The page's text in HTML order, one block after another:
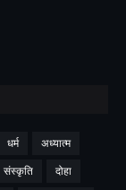
धर्म
अध्यात्म
संस्कृति दोहा